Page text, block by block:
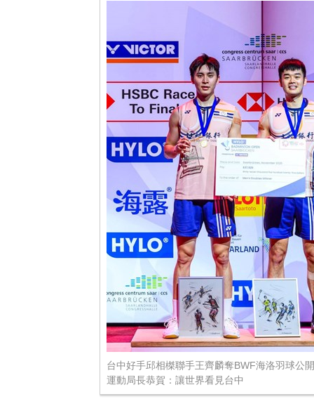
台中好手邱相榤聯手王齊麟奪BWF海洛羽球公
運動局長恭賀：讓世界看見台中